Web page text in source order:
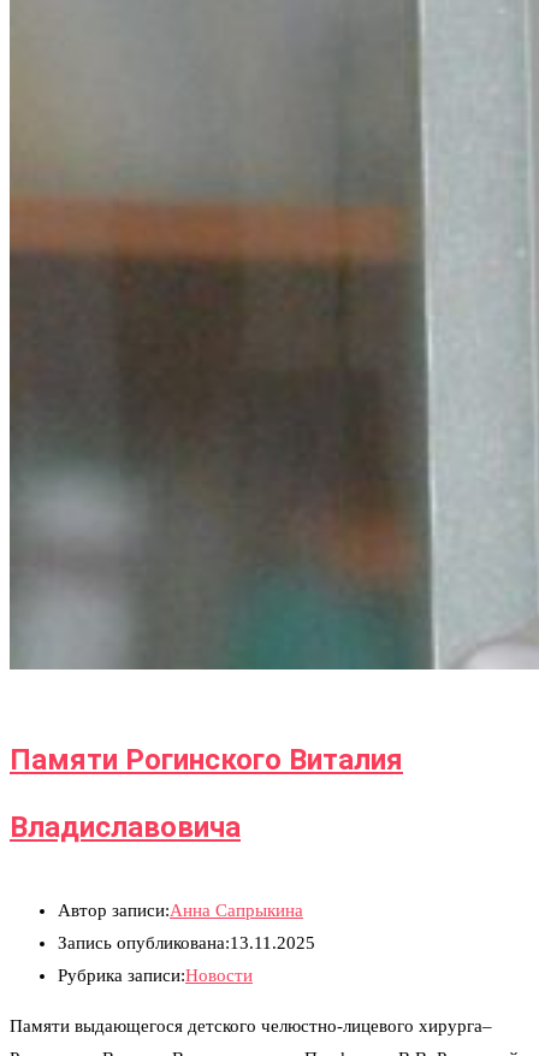
Памяти Рогинского Виталия
Владиславовича
Автор записи:Анна Сапрыкина
Запись опубликована:13.11.2025
Рубрика записи:Новости
Памяти выдающегося детского челюстно-лицевого хирурга–